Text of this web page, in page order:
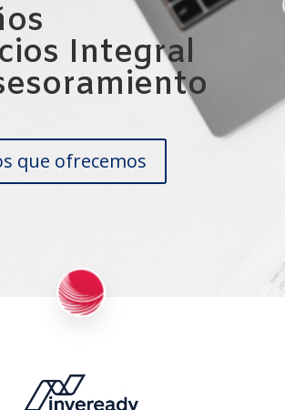
Integral
que ofrecemos